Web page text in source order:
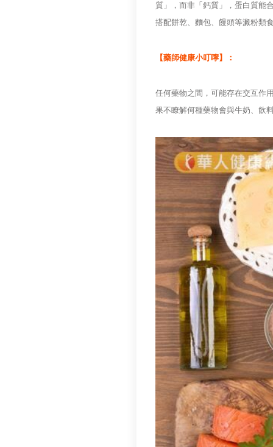
質」，而非「鈣質」，蛋白質能
搭配餅乾、麵包、饅頭等澱粉類
【藥師健康小叮嚀】：
任何藥物之間，可能存在交互作
果不瞭解何種藥物會與牛奶、飲